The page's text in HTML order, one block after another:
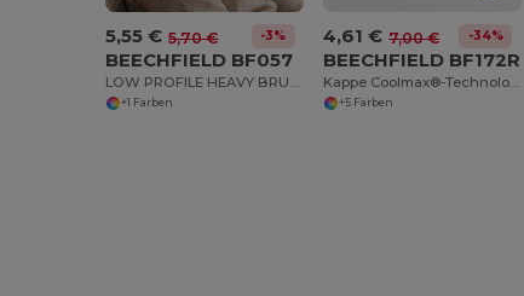
5,55 € 5,70 € -3%
BEECHFIELD BF057
+1 Farben
4,61 € 7,00 € -34%
BEECHFIELD BF172R
+5 Farben